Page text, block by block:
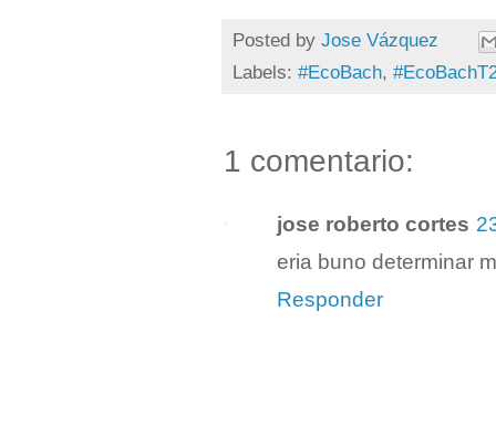
Posted by Jose Vázquez
Labels: #EcoBach,
1 comentario:
jose roberto cortes
eria buno determinar
Responder